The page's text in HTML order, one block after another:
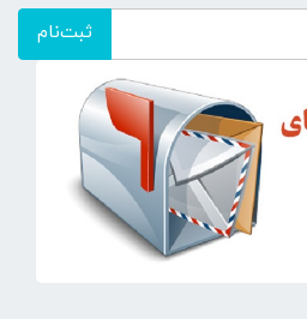
ثبت‌نام